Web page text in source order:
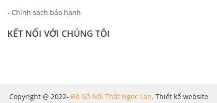
- Chính sách bảo hành
KẾT NỐI VỚI CHÚNG TÔI
Copyright @ 2022- Đồ Gỗ Nội Thất Ngọc Lan. Thiết kế website